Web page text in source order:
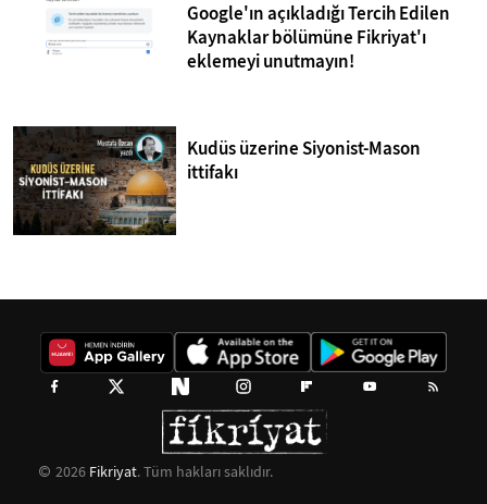
Google'ın açıkladığı Tercih Edilen
Kaynaklar bölümüne Fikriyat'ı
eklemeyi unutmayın!
Kudüs üzerine Siyonist-Mason
ittifakı
2026 Fikriyat. Tüm hakları saklıdır.